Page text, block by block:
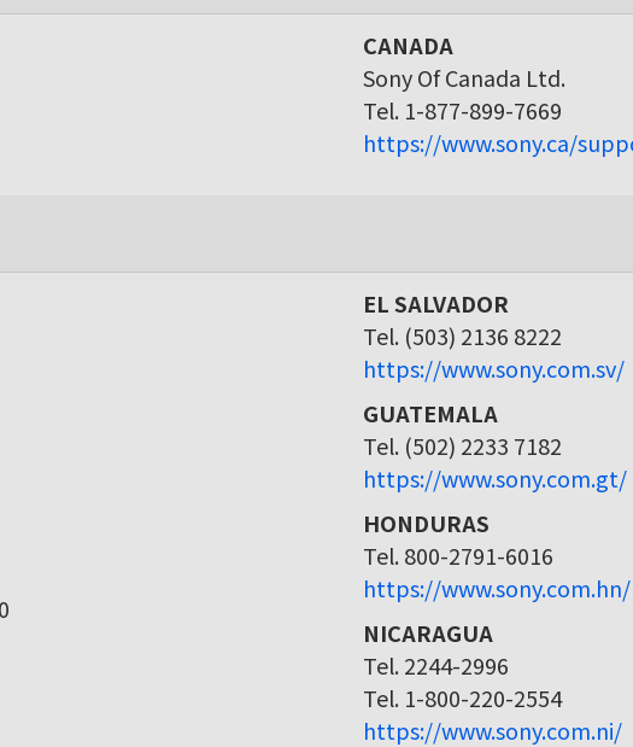
CANADA
Sony Of Canada Ltd.
Tel. 1-877-899-7669
https://www.sony.ca/
EL SALVADOR
Tel. (503) 2136 8222
https://www.sony.com.sv/
GUATEMALA
Tel. (502) 2233 7182
https://www.sony.com.gt/
HONDURAS
Tel. 800-2791-6016
https://www.sony.com.hn/
NICARAGUA
Tel. 2244-2996
Tel. 1-800-220-2554
https://www.sony.com.ni/